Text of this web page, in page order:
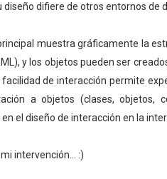
diseño difiere de otros entornos de
muestra gráficamente la
y los objetos pueden ser
de interacción permite
a objetos (clases, objetos,
el diseño de interacción en la
intervención... :)